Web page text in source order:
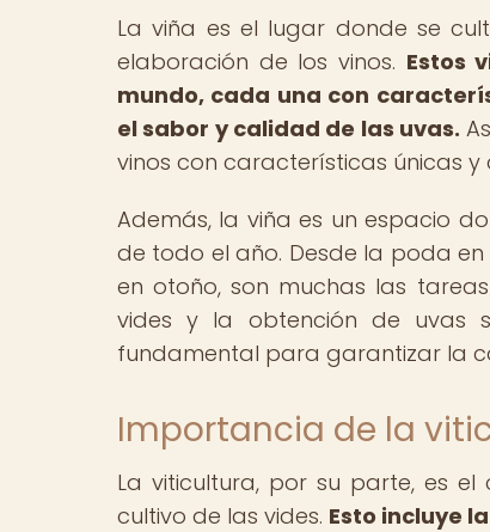
La viña es el lugar donde se
elaboración de los vinos. Estos
mundo, cada una con
el sabor y calidad de las uvas.
vinos con características únicas y
Además, la viña es un espacio
de todo el año. Desde la poda
en otoño, son muchas las
vides y la obtención de uvas
fundamental para garantizar la
Importancia de la
La viticultura, por su parte, es
cultivo de las vides. Esto incluye